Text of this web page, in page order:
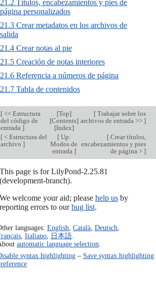
21.2 Títulos, encabezamientos y pies de
página personalizados
21.3 Crear metadatos en los archivos de
salida
21.4 Crear notas al pie
21.5 Creación de notas interiores
21.6 Referencia a números de página
21.7 Tabla de contenidos
[<< Estructura
del código de
entrada ]
[Top]
[Contents]
[Index]
[Trabajar sobre los
archivos de entrada >> ]
[< Estructura del
archivo ]
[Up:
Modos de
entrada ]
[Crear títulos,
encabezamientos y pies
de página > ]
This page is for LilyPond-2.25.81
(development-branch).
We welcome your aid; please help usby
reporting errors to ourbug list.
languages: English Català, Deutsch
, Italiano, 日本語.
automatic language selection
syntax highlighting– Save syntax highlighting